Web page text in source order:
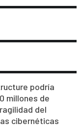
podría
millones de
del
cibernéticas